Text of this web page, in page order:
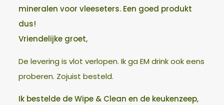
mineralen voor vleeseters. Een goed produkt
dus!
Vriendelijke groet,
De levering is vlot verlopen. Ik ga EM drink ook eens
proberen. Zojuist besteld.
Ik bestelde de Wipe & Clean en de keukenzeep,